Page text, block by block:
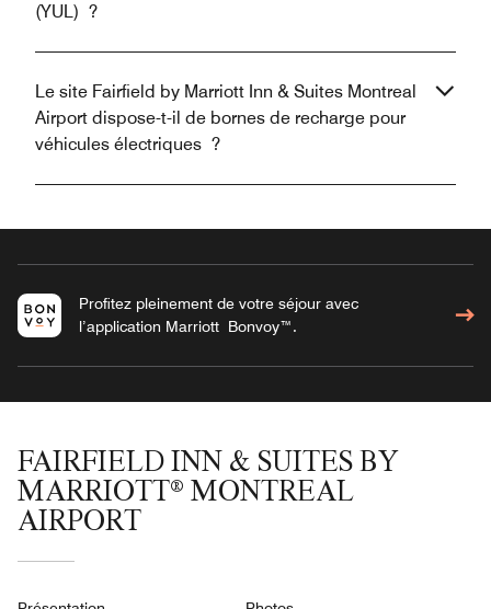
(YUL) ?
Le site Fairfield by Marriott Inn & Suites Montreal
Airport dispose-t-il de bornes de recharge pour
véhicules électriques ?
Profitez pleinement de votre séjour avec
l’application Marriott Bonvoy™.
FAIRFIELD INN & SUITES BY
MARRIOTT® MONTREAL
AIRPORT